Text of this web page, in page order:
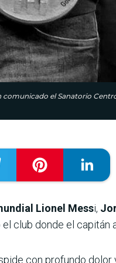
comunicado el Sanatorio
Lionel Messi,
club donde el capitán
con profundo